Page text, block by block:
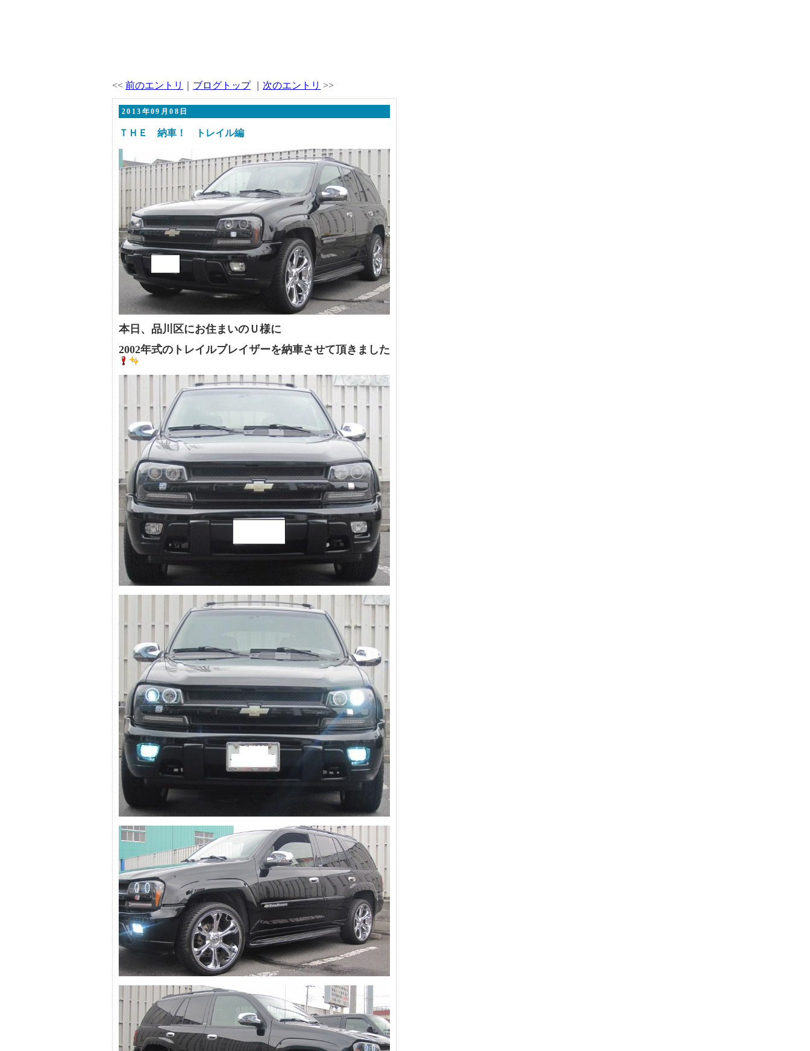
<< 前のエントリ ブログトップ｜ 次のエントリ >>
2013年09月08日
ＴＨＥ 納車！ トレイル編
本日、品川区にお住まいのＵ様に
2002年式のトレイルブレイザーを納車させて頂きました